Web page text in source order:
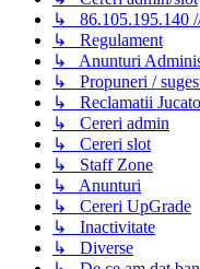
↳ 86.105.195.140
↳ Regulament
↳ Anunturi
↳ Propuneri /
↳ Reclamatii
↳ Cereri admin
↳ Cereri slot
↳ Staff Zone
↳ Anunturi
↳ Cereri UpGrade
↳ Inactivitate
↳ Diverse